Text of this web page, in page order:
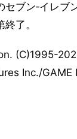
セブン‐イレブ
了。
(C)1995-
Inc./GAME